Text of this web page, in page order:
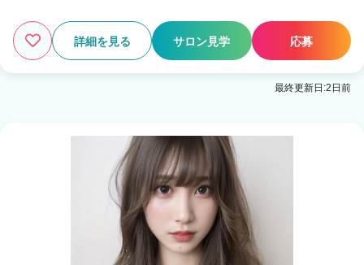
詳細を見る サロン見学 応募
最終更新日:2日前